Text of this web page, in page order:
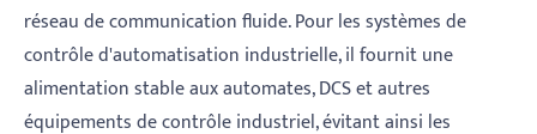
réseau de communication fluide. Pour les systèmes de
contrôle d'automatisation industrielle, il fournit une
alimentation stable aux automates, DCS et autres
équipements de contrôle industriel, évitant ainsi les